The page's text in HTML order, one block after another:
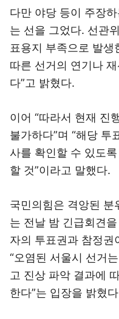
다만 야당 등이 주장
는 선을 그었다. 선관
표용지 부족으로 발생
따른 선거의 연기나
다”고 밝혔다.
이어 “따라서 현재 진
불가하다”며 “해당 투
사를 확인할 수 있도
할 것”이라고 말했다.
국민의힘은 격앙된 분
는 전날 밤 긴급회견
자의 투표권과 참정권
“오염된 서울시 선거
고 진상 파악 결과에
한다”는 입장을 밝혔